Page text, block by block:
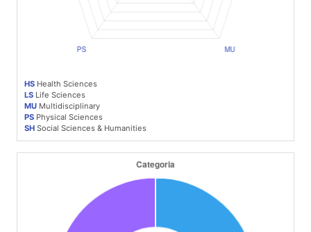
HS Health Sciences
LS Life Sciences
MU Multidisciplinary
PS Physical Sciences
SH Social Sciences & Humanities